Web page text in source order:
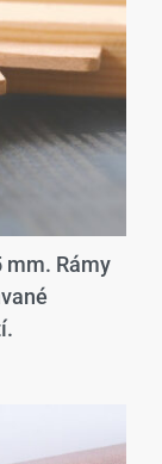
mm. Rámy